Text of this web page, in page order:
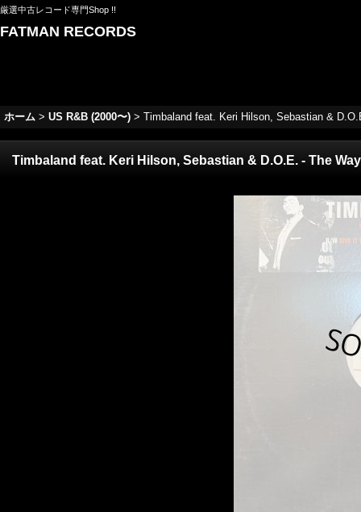
厳選中古レコード専門Shop !!
FATMAN RECORDS
ホーム > US R&B (2000〜) > Timbaland feat. Keri Hilson, Sebastian &
Timbaland feat. Keri Hilson, Sebastian & D.O.E. - The